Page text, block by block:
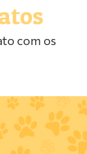
com os